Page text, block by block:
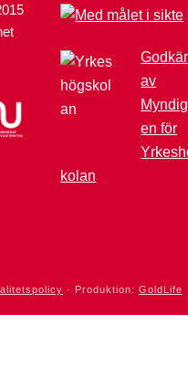
av
en för
kolan
· Produktion: GoldLife